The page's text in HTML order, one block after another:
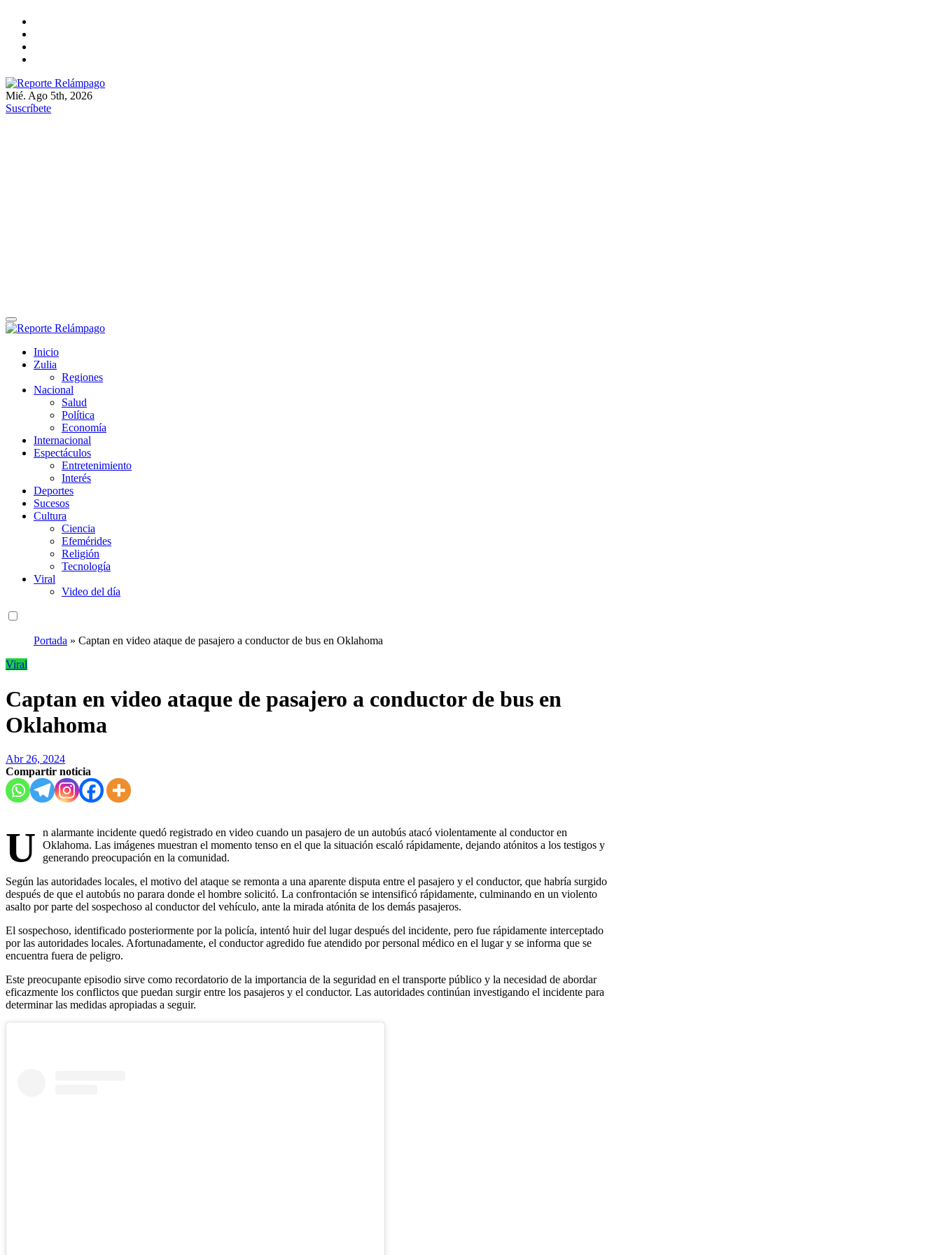
contenido
Reporte Relámpago
Claridad y rigor en cada noticia
Mié. Ago 5th, 2026
Suscríbete
Reporte Relámpago
Claridad y rigor en cada noticia
Inicio
Zulia
Regiones
Nacional
Salud
Política
Economía
Internacional
Espectáculos
Entretenimiento
Interés
Deportes
Sucesos
Cultura
Ciencia
Efemérides
Religión
Tecnología
Viral
Video del día
Portada » Captan en video ataque de pasajero a conductor de bus en Oklahoma
Viral
Captan en video ataque de pasajero a conductor de bus en
Oklahoma
Abr 26, 2024
Compartir noticia
U
n alarmante incidente quedó registrado en video cuando un pasajero de un autobús atacó violentamente al conductor en
Oklahoma. Las imágenes muestran el momento tenso en el que la situación escaló rápidamente, dejando atónitos a los testigos y
generando preocupación en la comunidad.
Según las autoridades locales, el motivo del ataque se remonta a una aparente disputa entre el pasajero y el conductor, que habría surgido
después de que el autobús no parara donde el hombre solicitó. La confrontación se intensificó rápidamente, culminando en un violento
asalto por parte del sospechoso al conductor del vehículo, ante la mirada atónita de los demás pasajeros.
El sospechoso, identificado posteriormente por la policía, intentó huir del lugar después del incidente, pero fue rápidamente interceptado
por las autoridades locales. Afortunadamente, el conductor agredido fue atendido por personal médico en el lugar y se informa que se
encuentra fuera de peligro.
Este preocupante episodio sirve como recordatorio de la importancia de la seguridad en el transporte público y la necesidad de abordar
eficazmente los conflictos que puedan surgir entre los pasajeros y el conductor. Las autoridades continúan investigando el incidente para
determinar las medidas apropiadas a seguir.